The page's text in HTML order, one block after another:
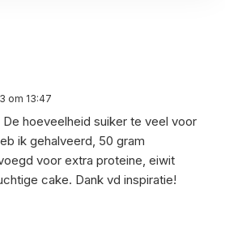
om 13:47
hoeveelheid suiker te veel voor
ik gehalveerd, 50 gram
voor extra proteine, eiwit
cake. Dank vd inspiratie!